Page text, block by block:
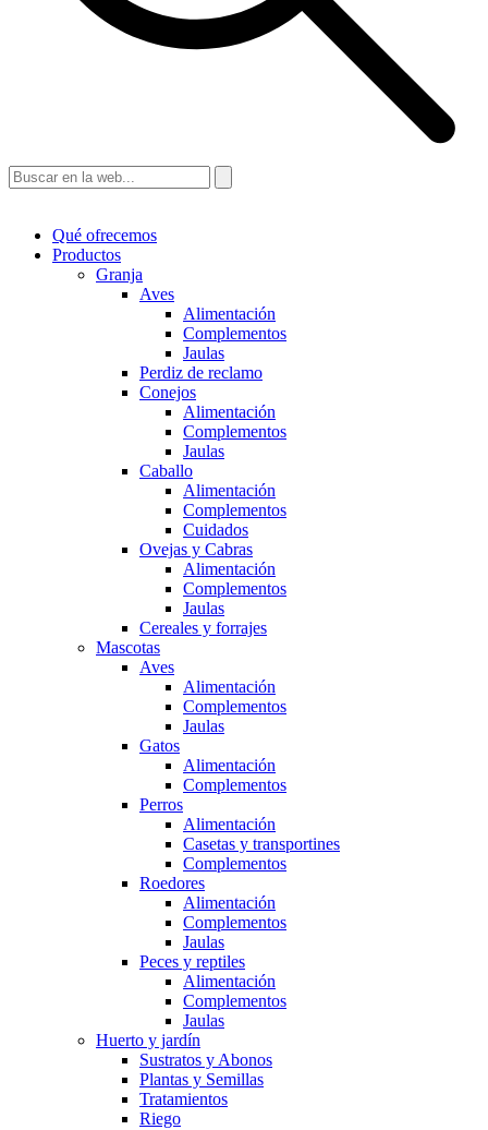
Qué ofrecemos
Productos
Granja
Aves
Alimentación
Complementos
Jaulas
Perdiz de reclamo
Conejos
Alimentación
Complementos
Jaulas
Caballo
Alimentación
Complementos
Cuidados
Ovejas y Cabras
Alimentación
Complementos
Jaulas
Cereales y forrajes
Mascotas
Aves
Alimentación
Complementos
Jaulas
Gatos
Alimentación
Complementos
Perros
Alimentación
Casetas y transportines
Complementos
Roedores
Alimentación
Complementos
Jaulas
Peces y reptiles
Alimentación
Complementos
Jaulas
Huerto y jardín
Sustratos y Abonos
Plantas y Semillas
Tratamientos
Riego